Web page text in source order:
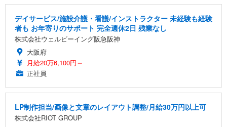
デイサービス/施設介護・看護/インストラクター 未経験も経験
者も お年寄りのサポート 完全週休2日 残業なし
株式会社ウェルビーイング阪急阪神
大阪府
月給20万6,100円～
正社員
LP制作担当/画像と文章のレイアウト調整/月給30万円以上可
株式会社RIOT GROUP